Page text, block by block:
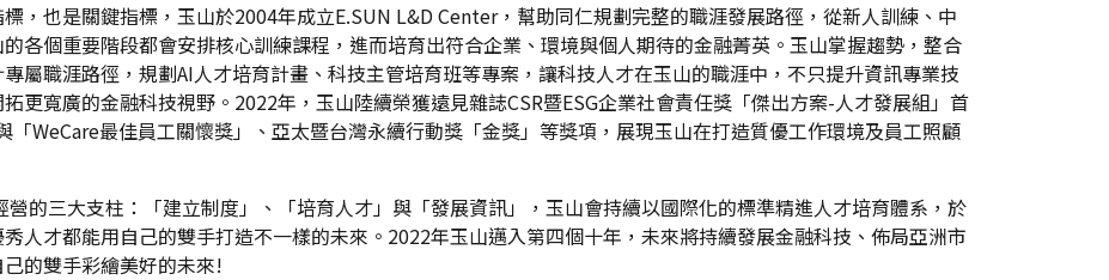
，也是關鍵指標，玉山於2004年成立E.SUN L&D Center，幫助同仁規劃完整的職涯發展路徑，從新人訓練、中
各個重要階段都會安排核心訓練課程，進而培育出符合企業、環境與個人期待的金融菁英。玉山掌握趨勢，整合
屬職涯路徑，規劃AI人才培育計畫、科技主管培育班等專案，讓科技人才在玉山的職涯中，不只提升資訊專業技
更寬廣的金融科技視野。2022年，玉山陸續榮獲遠見雜誌CSR暨ESG企業社會責任獎「傑出方案-人才發展組」首
「WeCare最佳員工關懷獎」、亞太暨台灣永續行動獎「金獎」等獎項，展現玉山在打造質優工作環境及員工照顧
的三大支柱：「建立制度」、「培育人才」與「發展資訊」，玉山會持續以國際化的標準精進人才培育體系，於
人才都能用自己的雙手打造不一樣的未來。2022年玉山邁入第四個十年，未來將持續發展金融科技、佈局亞洲市
的雙手彩繪美好的未來!